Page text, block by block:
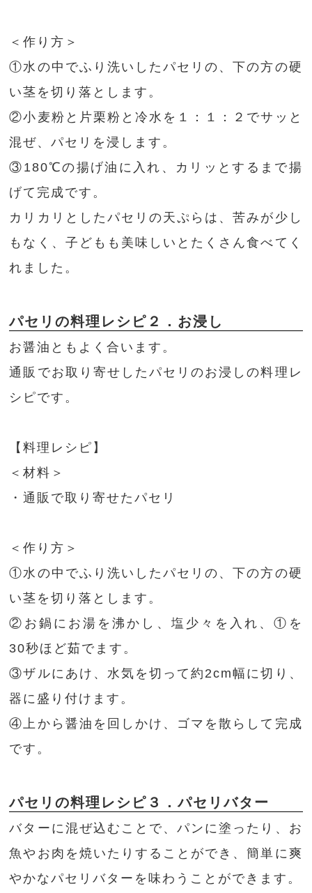
＜作り方＞
①水の中でふり洗いしたパセリの、下の方の硬
い茎を切り落とします。
②小麦粉と片栗粉と冷水を１：１：２でサッと
混ぜ、パセリを浸します。
③180℃の揚げ油に入れ、カリッとするまで揚
げて完成です。
カリカリとしたパセリの天ぷらは、苦みが少し
もなく、子どもも美味しいとたくさん食べてく
れました。
パセリの料理レシピ２．お浸し
お醤油ともよく合います。
通販でお取り寄せしたパセリのお浸しの料理レ
シピです。
【料理レシピ】
＜材料＞
・通販で取り寄せたパセリ
＜作り方＞
①水の中でふり洗いしたパセリの、下の方の硬
い茎を切り落とします。
②お鍋にお湯を沸かし、塩少々を入れ、①を
30秒ほど茹でます。
③ザルにあけ、水気を切って約2cm幅に切り、
器に盛り付けます。
④上から醤油を回しかけ、ゴマを散らして完成
です。
パセリの料理レシピ３．パセリバター
バターに混ぜ込むことで、パンに塗ったり、お
魚やお肉を焼いたりすることができ、簡単に爽
やかなパセリバターを味わうことができます。